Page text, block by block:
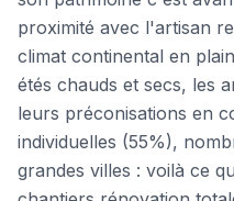
proximité avec l'artisan
climat continental en
étés chauds et secs, les
leurs préconisations en
individuelles (55%),
grandes villes : voilà ce